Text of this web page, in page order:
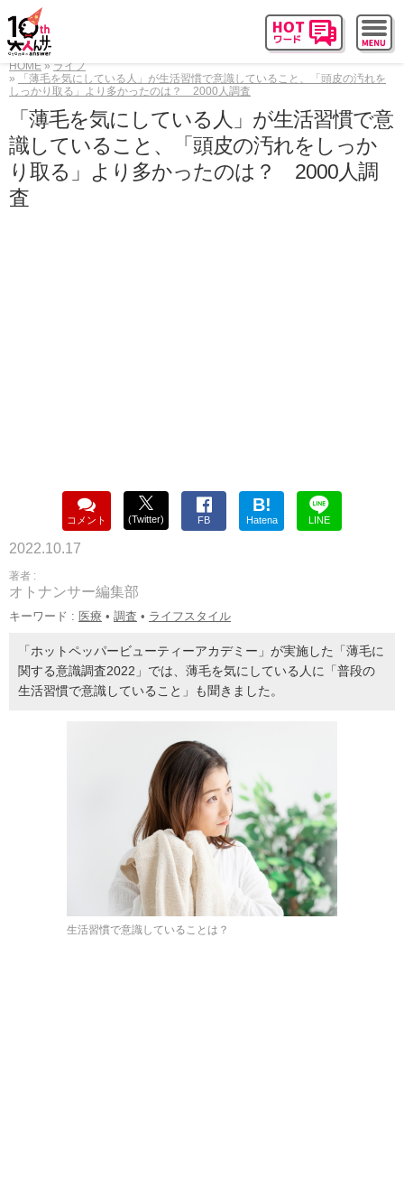
HOME
ライフ
「薄毛を気にしている人」が生活習慣で意識していること、「頭皮の汚れを
しっかり取る」より多かったのは？ 2000人調査
「薄毛を気にしている人」が生活習慣で意
識していること、「頭皮の汚れをしっか
り取る」より多かったのは？ 2000人調
査
コメント (Twitter) FB
B!
Hatena LINE
2022.10.17
著者 :
オトナンサー編集部
キーワード : 医療 • 調査 • ライフスタイル
「ホットペッパービューティーアカデミー」が実施した「薄毛に
関する意識調査2022」では、薄毛を気にしている人に「普段の
生活習慣で意識していること」も聞きました。
生活習慣で意識していることは？